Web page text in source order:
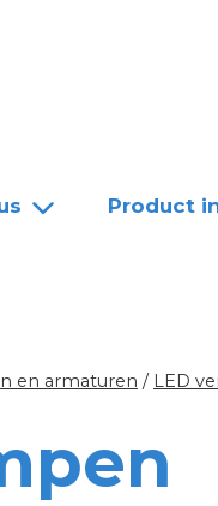
Product
en armaturen / LED